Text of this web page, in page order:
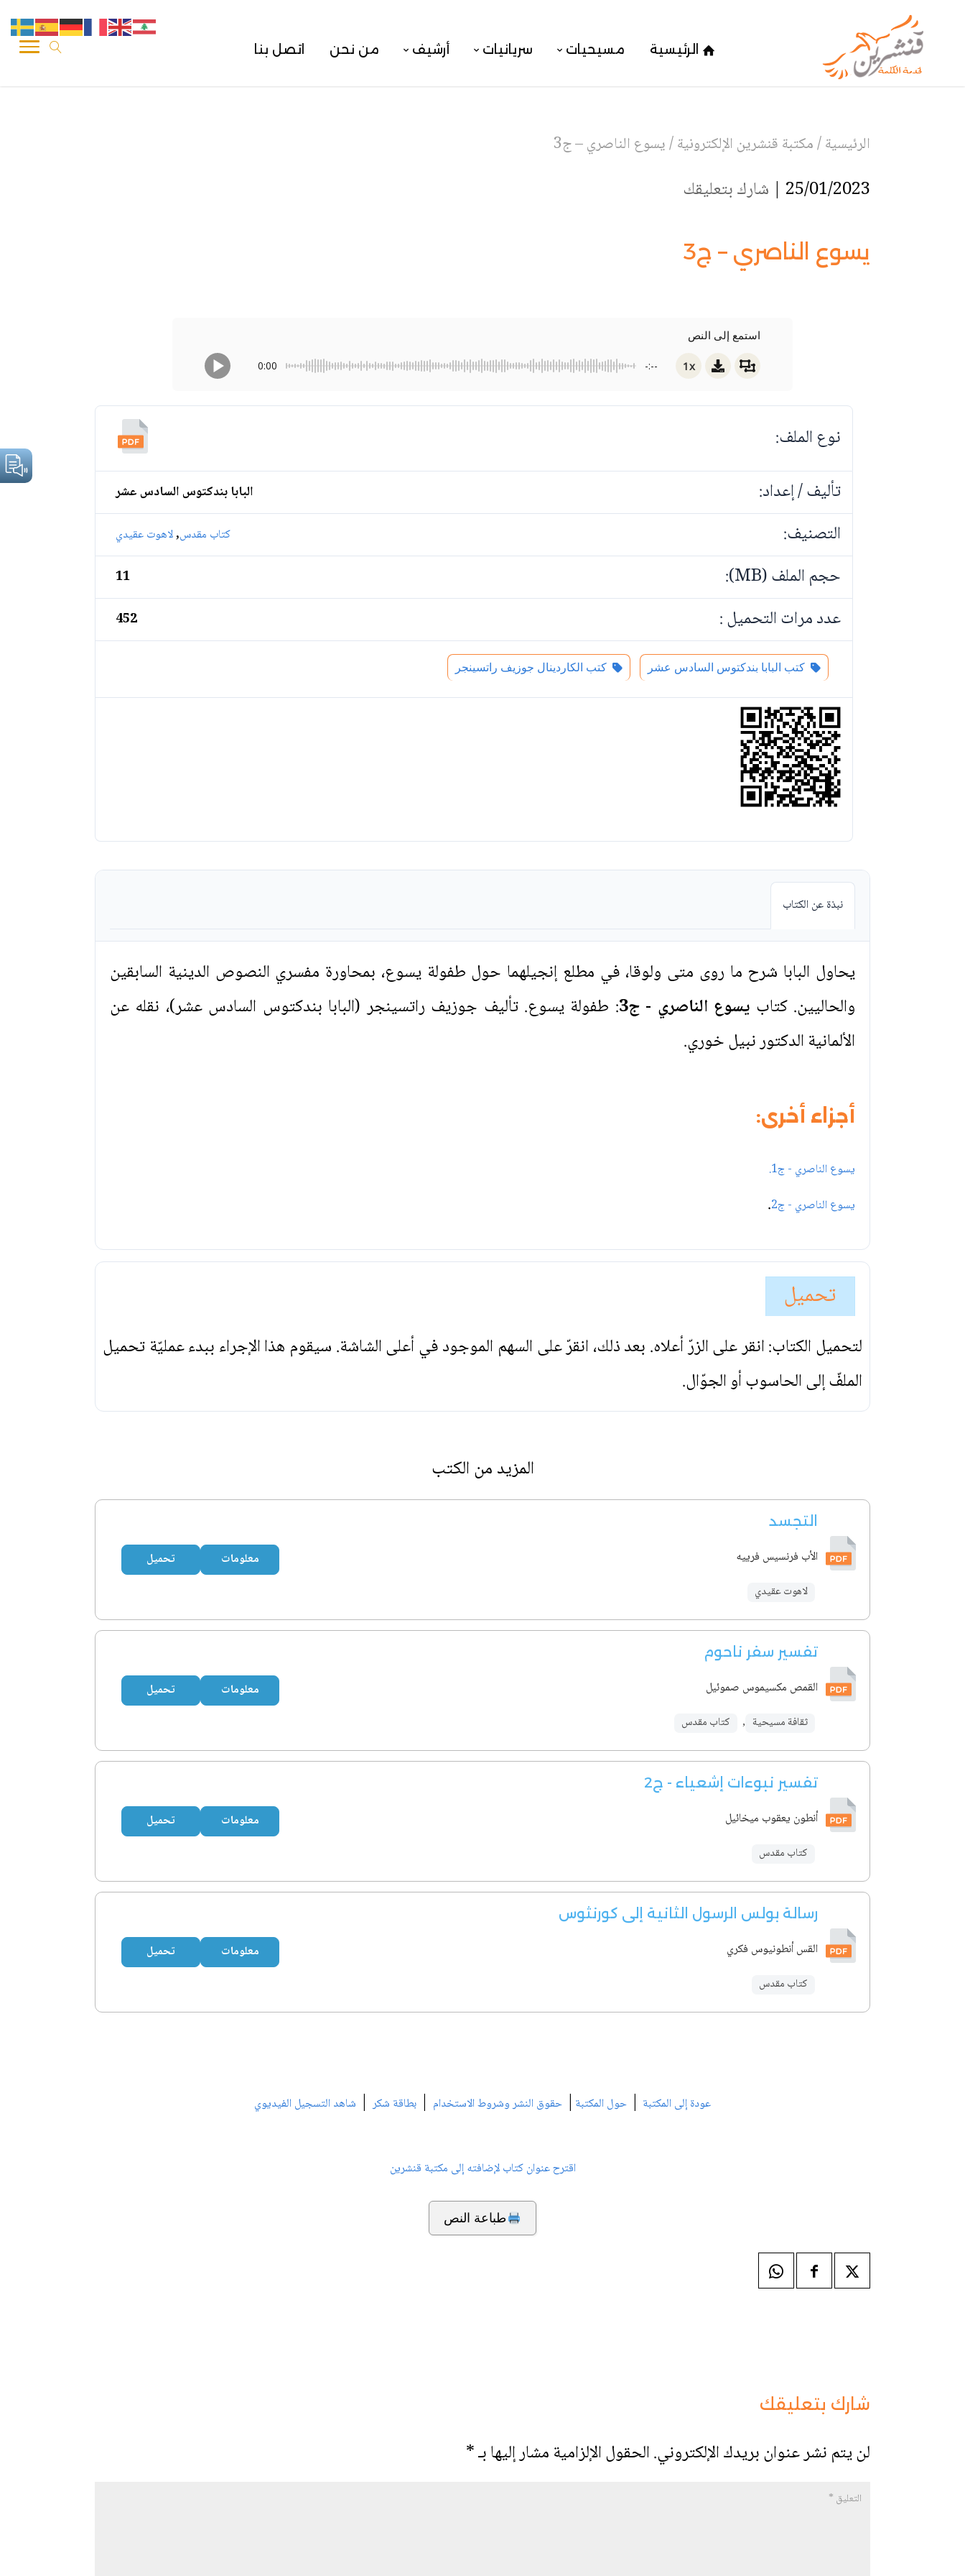
الرئيسية مسيحيات سريانيات أرشيف من نحن اتصل بنا
الرئيسية/مكتبة قنشرين الإلكترونية/يسوع الناصري – ج3
25/01/2023 | شارك بتعليقك
يسوع الناصري – ج3
استمع إلى النص
0:00 -:-- 1x
نوع الملف:
تأليف / إعداد:
البابا بندكتوس السادس عشر
التصنيف: كتاب مقدس,لاهوت عقيدي
حجم الملف (MB): 11
عدد مرات التحميل : 452
كتب البابا بندكتوس السادس عشر كتب الكاردينال جوزيف راتسينجر
نبذة عن الكتاب
يحاول البابا شرح ما روى متى ولوقا، في مطلع إنجيلهما حول طفولة يسوع، بمحاورة مفسري النصوص الدينية السابقين
والحاليين. كتاب يسوع الناصري - ج3 : طفولة يسوع. تأليف جوزيف راتسينجر (البابا بندكتوس السادس عشر)، نقله عن
الألمانية الدكتور نبيل خوري.
أجزاء أخرى:
يسوع الناصري - ج1.
يسوع الناصري - ج2 .
تحميل
لتحميل الكتاب: انقر على الزرّ أعلاه. بعد ذلك، انقرّ على السهم الموجود في أعلى الشاشة. سيقوم هذا الإجراء ببدء عمليّة تحميل
الملفّ إلى الحاسوب أو الجوّال.
المزيد من الكتب
التجسد
الأب فرنسيس فرييه
لاهوت عقيدي
معلومات تحميل
تفسير سفر ناحوم
القمص مكسيموس صموئيل
ثقافة مسيحية , كتاب مقدس
معلومات تحميل
تفسير نبوءات إشعياء - ج2
أنطون يعقوب ميخائيل
كتاب مقدس
معلومات تحميل
رسالة بولس الرسول الثانية إلى كورنثوس
القس أنطونيوس فكري
كتاب مقدس
معلومات تحميل
عودة إلى المكتبة | حول المكتبة | حقوق النشر وشروط الاستخدام | بطاقة شكر| شاهد التسجيل الفيديوي
اقترح عنوان كتاب لإضافته إلى مكتبة قنشرين
طباعة النص
شارك بتعليقك
لن يتم نشر عنوان بريدك الإلكتروني.الحقول الإلزامية مشار إليها بـ*